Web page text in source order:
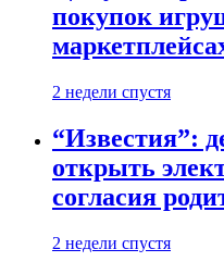
покупок
2 недели спустя
“Известия”:
открыть
согласия
2 недели спустя